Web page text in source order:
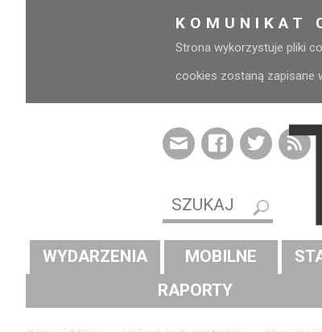
KOMUNIKAT
Strona wykorzystuje pliki
cookies zostaną zapisane
WYDARZENIA MOBILNE
RAPORTY